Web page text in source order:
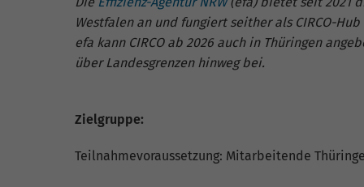
Westfalen an und fungiert seither als CIRCO-
efa kann CIRCO ab 2026 auch in Thüringen
über Landesgrenzen hinweg bei.
Zielgruppe:
Teilnahmevoraussetzung: Mitarbeitende